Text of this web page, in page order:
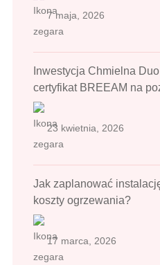
7 maja, 2026
Inwestycja Chmielna
certyfikat BREEAM na
23 kwietnia, 2026
Jak zaplanować
koszty ogrzewania?
17 marca, 2026